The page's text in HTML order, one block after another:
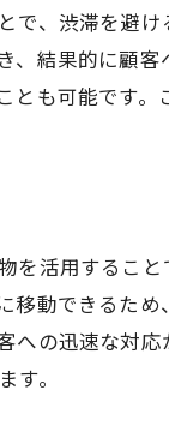
、渋滞を避
、結果的に顧客
とも可能です
を活用するこ
移動できるた
への迅速な対
。